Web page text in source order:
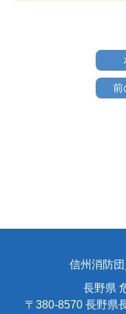
前
信州消防
長野県
〒380-8570 長野県